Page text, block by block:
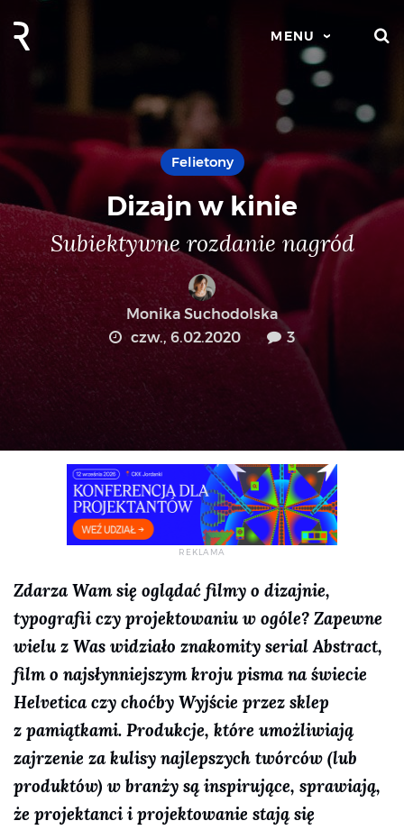
MENU
Felietony
Dizajn w kinie
Subiektywne rozdanie nagród
Monika Suchodolska
czw., 6.02.2020
3
Zdarza Wam się oglądać filmy o dizajnie,
typografii czy projektowaniu w ogóle? Zapewne
wielu z Was widziało znakomity serialAbstract,
film o najsłynniejszym kroju pisma na świecie
Helvetica czy choćby Wyjście przez sklep
z pamiątkami. Produkcje, które umożliwiają
zajrzenie za kulisy najlepszych twórców (lub
produktów) w branży są inspirujące, sprawiają,
że projektanci i projektowanie stają się